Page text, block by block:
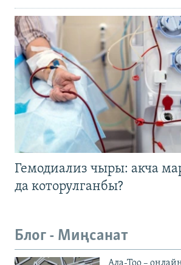
Гемодиализ чыры: акча
да которулганбы?
Блог - Миңсанат